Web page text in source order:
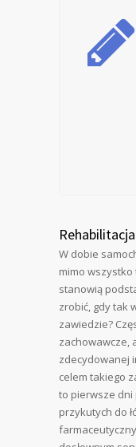
W dobie
mimo wszystko
stanowią
zrobić, gdy tak
zawiedzie?
zachowawcze,
zdecydowanej
celem takiego
to pierwsze dni
przykutych do